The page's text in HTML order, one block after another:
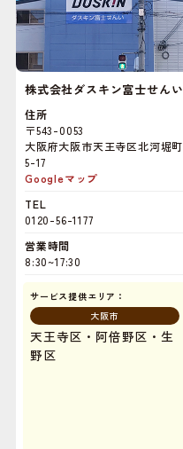
株式会社ダスキン富士せんい
住所
〒543-0053
大阪府大阪市天王寺区北河堀町
5-17
Googleマップ
TEL
0120-56-1177
営業時間
8:30~17:30
サービス提供エリア：
大阪市
天王寺区・阿倍野区・生
野区